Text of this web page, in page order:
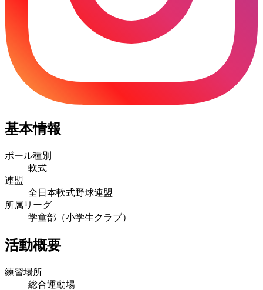
基本情報
ボール種別
軟式
連盟
全日本軟式野球連盟
所属リーグ
学童部（小学生クラブ）
活動概要
練習場所
総合運動場